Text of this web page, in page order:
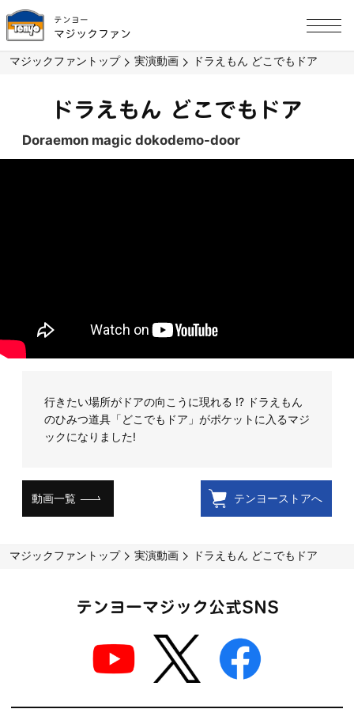
テンヨー
マジックファン
マジックファントップ 実演動画 ドラえもん どこでもドア
ドラえもん どこでもドア
Doraemon magic dokodemo-door
行きたい場所がドアの向こうに現れる !? ドラえもん
のひみつ道具「どこでもドア」がポケットに入るマジ
ックになりました!
動画一覧 テンヨーストアへ
マジックファントップ 実演動画 ドラえもん どこでもドア
テンヨーマジック公式SNS